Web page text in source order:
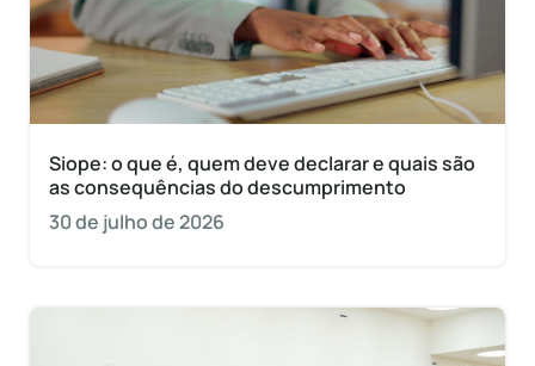
Siope: o que é, quem deve declarar e quais são
as consequências do descumprimento
30 de julho de 2026